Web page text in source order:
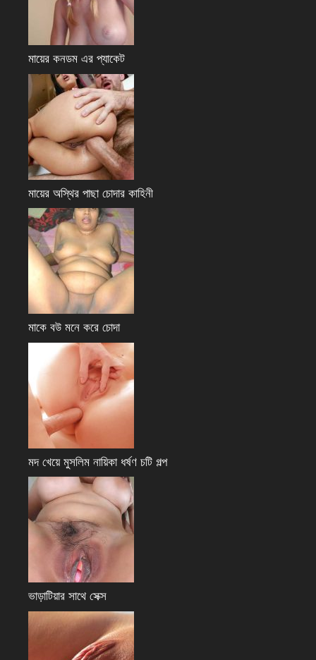
মায়ের কনডম এর প্যাকেট
মায়ের অস্থির পাছা চোদার কাহিনী
মাকে বউ মনে করে চোদা
মদ খেয়ে মুসলিম নায়িকা ধর্ষণ চটি গল্প
ভাড়াটিয়ার সাথে সেক্স